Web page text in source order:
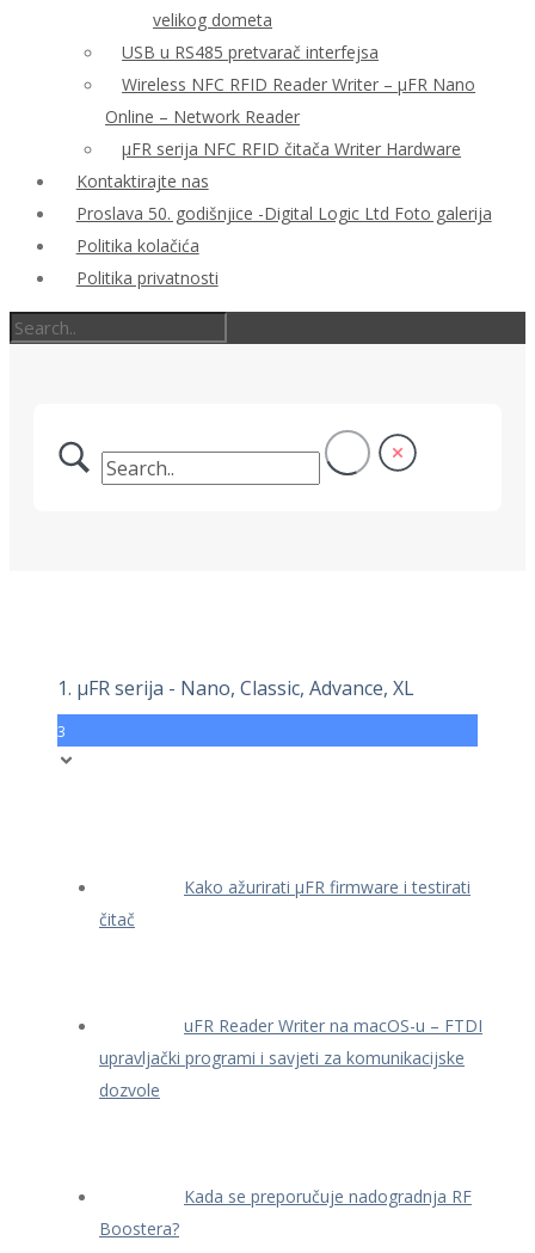
velikog dometa
USB u RS485 pretvarač interfejsa
Wireless NFC RFID Reader Writer – μFR Nano
Online – Network Reader
μFR serija NFC RFID čitača Writer Hardware
Kontaktirajte nas
Proslava 50. godišnjice -Digital Logic Ltd Foto galerija
Politika kolačića
Politika privatnosti
1. μFR serija - Nano, Classic, Advance, XL
3
Kako ažurirati μFR firmware i testirati
čitač
uFR Reader Writer na macOS-u – FTDI
upravljački programi i savjeti za komunikacijske
dozvole
Kada se preporučuje nadogradnja RF
Boostera?